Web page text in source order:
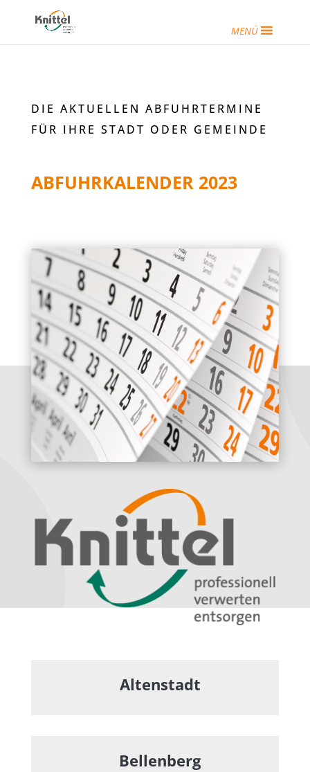
MENÜ
DIE AKTUELLEN ABFUHRTERMINE
FÜR IHRE STADT ODER GEMEINDE
ABFUHRKALENDER 2023
Altenstadt
Bellenberg